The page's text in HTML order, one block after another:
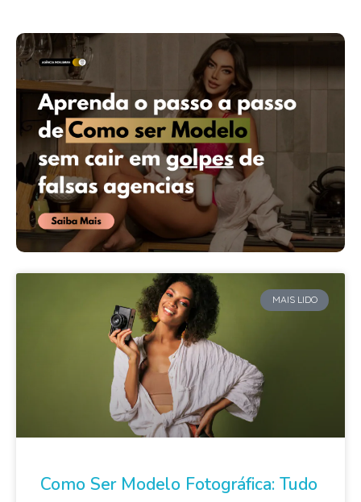
MAIS LIDO
Como Ser Modelo Fotográfica: Tudo